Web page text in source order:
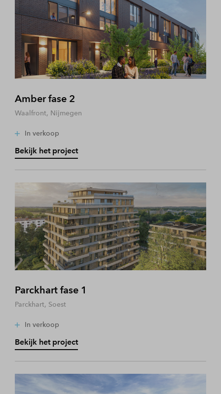
Amber fase 2
Waalfront, Nijmegen
In verkoop
Bekijk het project
Parckhart fase 1
Parckhart, Soest
In verkoop
Bekijk het project